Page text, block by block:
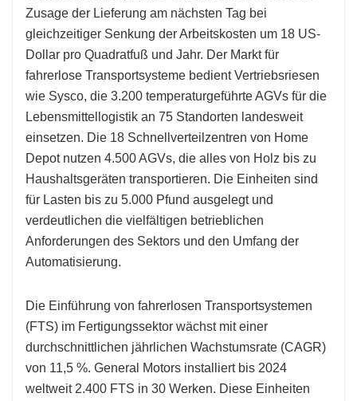
Zusage der Lieferung am nächsten Tag bei
gleichzeitiger Senkung der Arbeitskosten um 18 US-
Dollar pro Quadratfuß und Jahr. Der Markt für
fahrerlose Transportsysteme bedient Vertriebsriesen
wie Sysco, die 3.200 temperaturgeführte AGVs für die
Lebensmittellogistik an 75 Standorten landesweit
einsetzen. Die 18 Schnellverteilzentren von Home
Depot nutzen 4.500 AGVs, die alles von Holz bis zu
Haushaltsgeräten transportieren. Die Einheiten sind
für Lasten bis zu 5.000 Pfund ausgelegt und
verdeutlichen die vielfältigen betrieblichen
Anforderungen des Sektors und den Umfang der
Automatisierung.
Die Einführung von fahrerlosen Transportsystemen
(FTS) im Fertigungssektor wächst mit einer
durchschnittlichen jährlichen Wachstumsrate (CAGR)
von 11,5 %. General Motors installiert bis 2024
weltweit 2.400 FTS in 30 Werken. Diese Einheiten